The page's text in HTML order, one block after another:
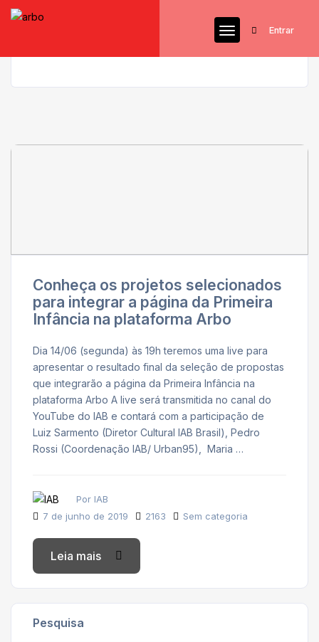
Entrar
Conheça os projetos selecionados
para integrar a página da Primeira
Infância na plataforma Arbo
Dia 14/06 (segunda) às 19h teremos uma live para
apresentar o resultado final da seleção de propostas
que integrarão a página da Primeira Infância na
plataforma Arbo A live será transmitida no canal do
YouTube do IAB e contará com a participação de
Luiz Sarmento (Diretor Cultural IAB Brasil), Pedro
Rossi (Coordenação IAB/ Urban95), Maria …
Por IAB
7 de junho de 2019
2163 Sem categoria
Leia mais
Pesquisa